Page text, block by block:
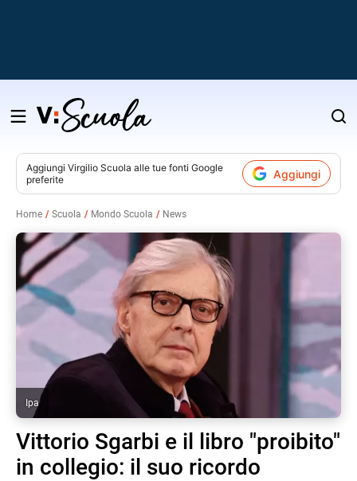
Salta
contenuto
Aggiungi Virgilio Scuola alle tue fonti Google
preferite
Aggiungi
Home Scuola Mondo Scuola News
Ipa
Vittorio Sgarbi e il libro "proibito"
in collegio: il suo ricordo